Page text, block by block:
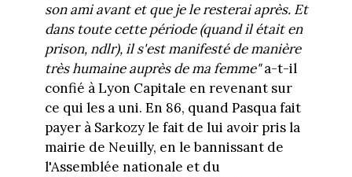
son ami avant et que je le resterai après. Et
dans toute cette période (quand il était en
prison, ndlr), il s'est manifesté de manière
très humaine auprès de ma femme"a-t-il
confié à Lyon Capitale en revenant sur
ce qui les a uni. En 86, quand Pasqua fait
payer à Sarkozy le fait de lui avoir pris la
mairie de Neuilly, en le bannissant de
l'Assemblée nationale et du